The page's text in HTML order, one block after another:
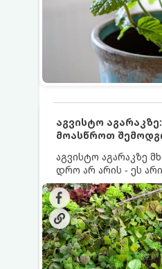
აგვისტო
მოასწროთ
აგვისტო აგარაკზე
დრო არ არის - ეს
როდესაც
მოსავალს და ბაღი
ზამთრის
ნიადაგმა ენერგია
მცენარეებმა
ბოლომდე 5
უნდა მოასწროთ: